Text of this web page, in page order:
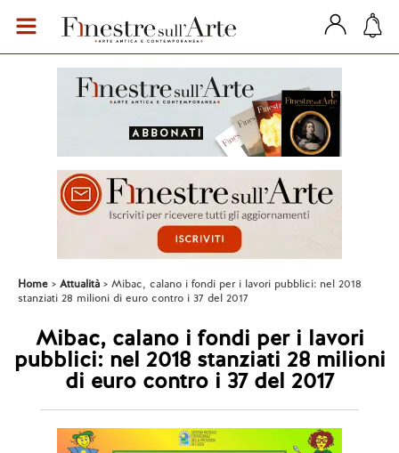
Home Attualità
Mibac, calano i fondi per i lavori pubblici: nel 2018
stanziati 28 milioni di euro contro i 37 del 2017
Mibac, calano i fondi per i lavori
pubblici: nel 2018 stanziati 28 milioni
di euro contro i 37 del 2017